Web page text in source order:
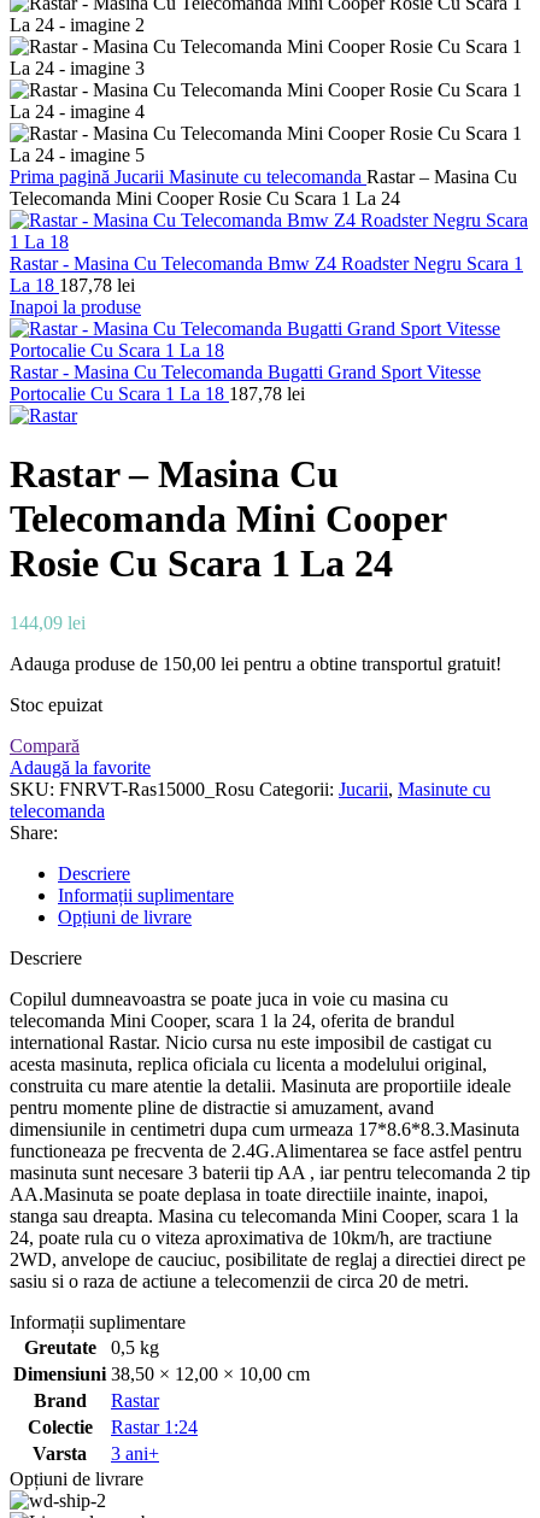
Prima pagină Jucarii Masinute cu telecomanda Rastar – Masina Cu
Telecomanda Mini Cooper Rosie Cu Scara 1 La 24
Rastar - Masina Cu Telecomanda Bmw Z4 Roadster Negru Scara 1
La 18 187,78 lei
Inapoi la produse
Rastar - Masina Cu Telecomanda Bugatti Grand Sport Vitesse
Portocalie Cu Scara 1 La 18 187,78 lei
Rastar – Masina Cu
Telecomanda Mini Cooper
Rosie Cu Scara 1 La 24
144,09 lei
Adauga produse de 150,00 lei pentru a obtine transportul gratuit!
Stoc epuizat
Compară
Adaugă la favorite
SKU: FNRVT-Ras15000_Rosu Categorii: Jucarii, Masinute cu
telecomanda
Share:
Descriere
Informații suplimentare
Opțiuni de livrare
Descriere
Copilul dumneavoastra se poate juca in voie cu masina cu
telecomanda Mini Cooper, scara 1 la 24, oferita de brandul
international Rastar. Nicio cursa nu este imposibil de castigat cu
acesta masinuta, replica oficiala cu licenta a modelului original,
construita cu mare atentie la detalii. Masinuta are proportiile ideale
pentru momente pline de distractie si amuzament, avand
dimensiunile in centimetri dupa cum urmeaza 17*8.6*8.3.Masinuta
functioneaza pe frecventa de 2.4G.Alimentarea se face astfel pentru
masinuta sunt necesare 3 baterii tip AA , iar pentru telecomanda 2 tip
AA.Masinuta se poate deplasa in toate directiile inainte, inapoi,
stanga sau dreapta. Masina cu telecomanda Mini Cooper, scara 1 la
24, poate rula cu o viteza aproximativa de 10km/h, are tractiune
2WD, anvelope de cauciuc, posibilitate de reglaj a directiei direct pe
sasiu si o raza de actiune a telecomenzii de circa 20 de metri.
Informații suplimentare
Greutate
0,5 kg
Dimensiuni 38,50 × 12,00 × 10,00 cm
Brand
Rastar
Colectie
Rastar 1:24
Varsta
3 ani+
Opțiuni de livrare